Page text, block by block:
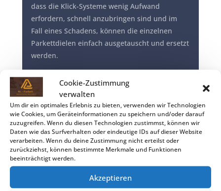
Cookie-Zustimmung
verwalten
Um dir ein optimales Erlebnis zu bieten, verwenden wir Technologien
wie Cookies, um Geräteinformationen zu speichern und/oder darauf
zuzugreifen. Wenn du diesen Technologien zustimmst, können wir
Daten wie das Surfverhalten oder eindeutige IDs auf dieser Website
verarbeiten. Wenn du deine Zustimmung nicht erteilst oder
zurückziehst, können bestimmte Merkmale und Funktionen
beeinträchtigt werden.
Akzeptieren
dass die Klick-Systeme wenig Aufwand
erfordern, schnell anzubringen sind und im
Fall eines Schadens, können die einzelnen
Parkettdielen einfach ausgetauscht und ersetzt
werden.